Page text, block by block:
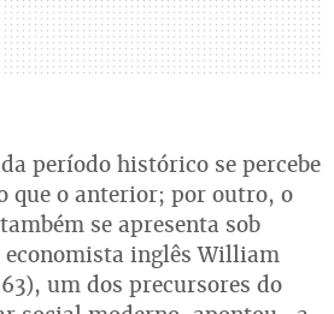
período histórico se percebe
que o anterior; por outro, o
se apresenta sob
economista inglês William
um dos precursores do